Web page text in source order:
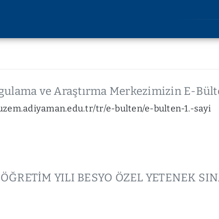
Rektörlüğe Bağlı Birimler
Fakülteler
Merkezleri
Etik
Bilimsel
ve Araştırma Merkezimizin E-
tr/e-bulten/e-bulten-1.-sayi
YILI BESYO ÖZEL YETENEK